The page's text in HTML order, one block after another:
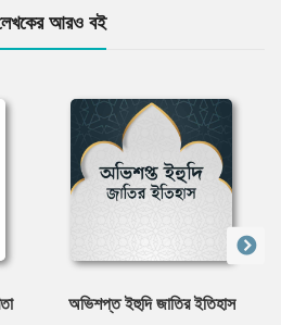
আরও বই
অভিশপ্ত ইহুদি জাতির ইতিহাস